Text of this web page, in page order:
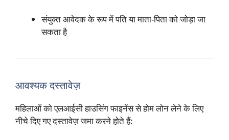
संयुक्त आवेदक के रूप में पति या माता-पिता को जोड़ा जा
सकता है
आवश्यक दस्तावेज़
महिलाओं को एलआईसी हाउसिंग फाइनेंस से होम लोन लेने के लिए
नीचे दिए गए दस्तावेज़ जमा करने होते हैं: